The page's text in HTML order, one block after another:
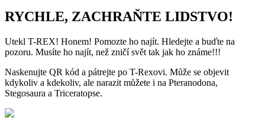
RYCHLE, ZACHRAŇTE LIDSTVO!
Utekl T-REX! Honem! Pomozte ho najít. Hledejte a buďte na
pozoru. Musíte ho najít, než zničí svět tak jak ho známe!!!
Naskenujte QR kód a pátrejte po T-Rexovi. Může se objevit
kdykoliv a kdekoliv, ale narazit můžete i na Pteranodona,
Stegosaura a Triceratopse.